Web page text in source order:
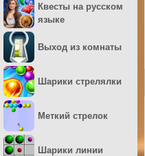
Квесты на русском
языке
Выход из комнаты
Шарики стрелялки
Меткий стрелок
Шарики линии